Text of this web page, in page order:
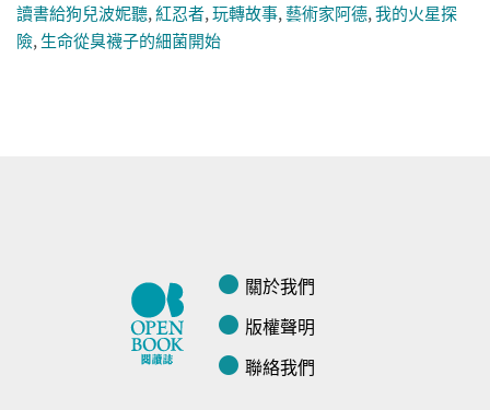
讀書給狗兒波妮聽,紅忍者,玩轉故事, 藝術家阿德,我的火星探
險, 生命從臭襪子的細菌開始
關於我們
版權聲明
聯絡我們